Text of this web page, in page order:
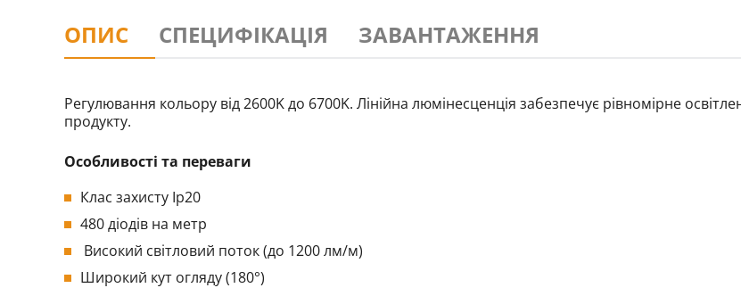
ОПИС СПЕЦИФІКАЦІЯ ЗАВАНТАЖЕННЯ
Регулювання кольору від 2600K до 6700K. Лінійна люмінесценція забезпечує рівномірне
продукту.
Особливості та переваги
Клас захисту Ip20
480 діодів на метр
Високий світловий поток (до 1200 лм/м)
Широкий кут огляду (180°)